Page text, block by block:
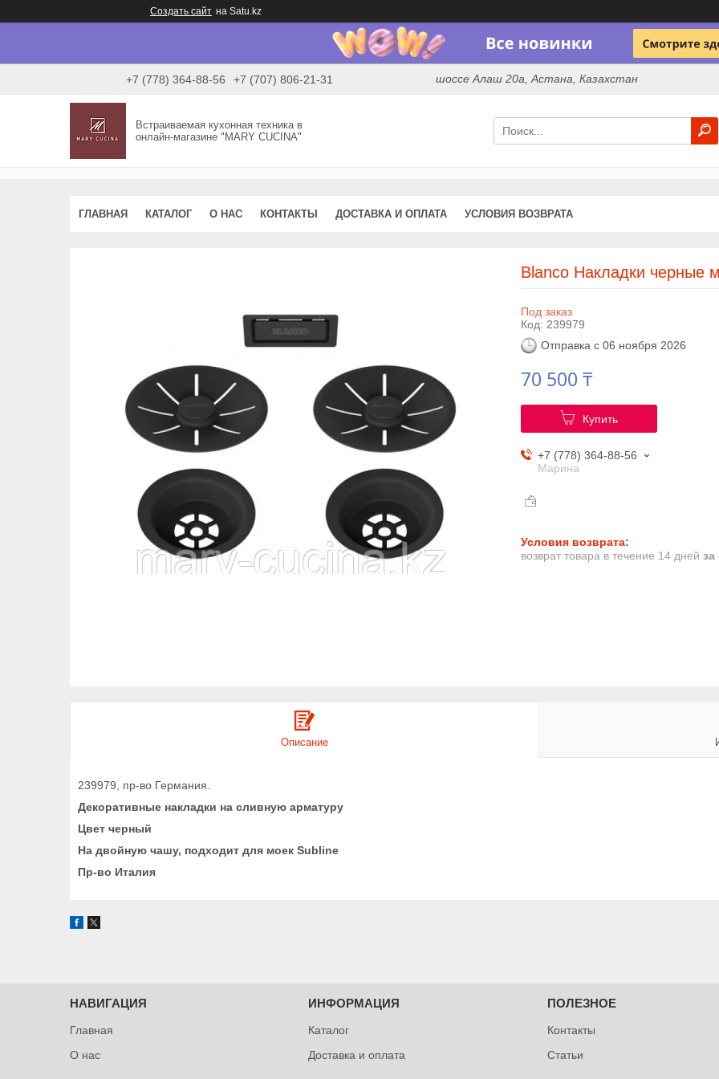
Создать сайт на Satu.kz
+7 (778) 364-88-56 +7 (707) 806-21-31 шоссе Алаш 20а, Астана, Казахстан
Встраиваемая кухонная техника в
онлайн-магазине "MARY CUCINA"
ГЛАВНАЯ КАТАЛОГ О НАС КОНТАКТЫ ДОСТАВКА И ОПЛАТА УСЛОВИЯ ВОЗВРАТА
Blanco Накладки черные
Под заказ
Код: 239979
Отправка с 06 ноября 2026
70 500 ₸
Купить
+7 (778) 364-88-56
Марина
возврат товара в течение 14 дней за
Описание
239979, пр-во Германия.
Декоративные накладки на сливную арматуру
Цвет черный
На двойную чашу, подходит для моек Subline
Пр-во Италия
НАВИГАЦИЯ
Главная
О нас
ИНФОРМАЦИЯ
Каталог
Доставка и оплата
ПОЛЕЗНОЕ
Контакты
Статьи